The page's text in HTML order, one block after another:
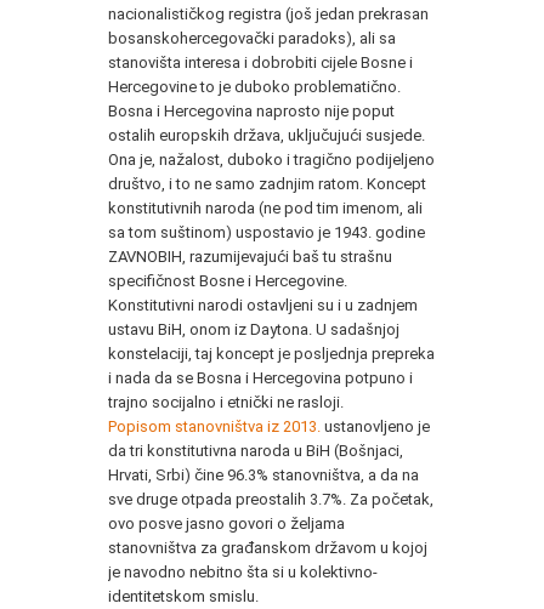
nacionalističkog registra (još jedan prekrasan
bosanskohercegovački paradoks), ali sa
stanovišta interesa i dobrobiti cijele Bosne i
Hercegovine to je duboko problematično.
Bosna i Hercegovina naprosto nije poput
ostalih europskih država, uključujući susjede.
Ona je, nažalost, duboko i tragično podijeljeno
društvo, i to ne samo zadnjim ratom. Koncept
konstitutivnih naroda (ne pod tim imenom, ali
sa tom suštinom) uspostavio je 1943. godine
ZAVNOBIH, razumijevajući baš tu strašnu
specifičnost Bosne i Hercegovine.
Konstitutivni narodi ostavljeni su i u zadnjem
ustavu BiH, onom iz Daytona. U sadašnjoj
konstelaciji, taj koncept je posljednja prepreka
i nada da se Bosna i Hercegovina potpuno i
trajno socijalno i etnički ne rasloji.
Popisom stanovništva iz 2013. ustanovljeno je
da tri konstitutivna naroda u BiH (Bošnjaci,
Hrvati, Srbi) čine 96.3% stanovništva, a da na
sve druge otpada preostalih 3.7%. Za početak,
ovo posve jasno govori o željama
stanovništva za građanskom državom u kojoj
je navodno nebitno šta si u kolektivno-
identitetskom smislu.